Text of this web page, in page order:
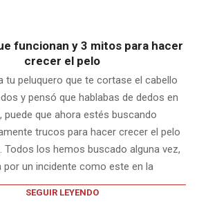
funcionan y 3 mitos para hacer
crecer el pelo
tu peluquero que te cortase el cabello
y pensó que hablabas de dedos en
puede que ahora estés buscando
trucos para hacer crecer el pelo
Todos los hemos buscado alguna vez,
por un incidente como este en la
SEGUIR LEYENDO